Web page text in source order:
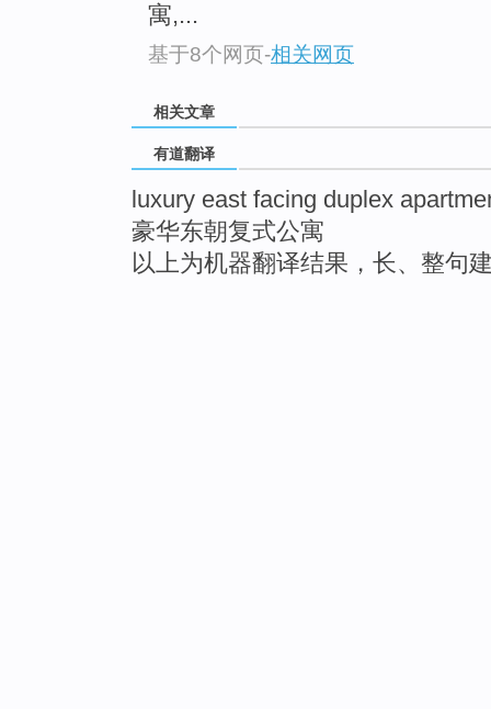
寓,...
基于8个网页-相关网页
相关文章
有道翻译
luxury east facing duplex
豪华东朝复式公寓
以上为机器翻译结果，长、整句